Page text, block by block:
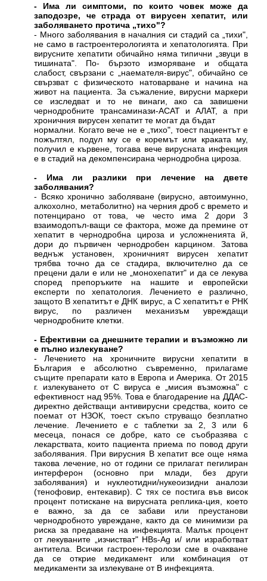
- Има ли симптоми, по които човек може да
заподозре, че страда от вирусен хепатит, или
заболяването протича „тихо"?
- Много заболявания в началния си стадий са „тихи",
не само в гастроентерологията и хепатологията. При
вирусните хепатити обичайно няма типични „звуци в
тишината". По- бързото изморяване и общата
слабост, свързани с „наемателя-вирус", обичайно се
свързват с физическото натоварване и начина на
живот на пациента. За съжаление, вирусни маркери
се изследват и то не винаги, ако са завишени
чернодробните трансаминази-АСАТ и АЛАТ, а при
хроничния вирусен хепатит те могат да бъдат
нормални. Когато вече не е „тихо", тоест пациентът е
пожълтял, подул му се е коремът или краката му,
получил е кървене, тогава вече вирусната инфекция
е в стадий на декомпенсирана чернодробна цироза.
- Има ли разлики при лечение на двете
заболявания?
- Всяко хронично заболяване (вирусно, автоимунно,
алкохолно, метаболитно) на черния дроб с времето и
потенцирано от това, че често има 2 дори 3
взаимодопъл-ващи се фактора, може да премине от
хепатит в чернодробна цироза и усложненията й,
дори до първичен чернодробен карцином. Затова
веднъж установен, хроничният вирусен хепатит
трябва точно да се стадира, включително да се
прецени дали е или не „монохепатит" и да се лекува
според препоръките на нашите и европейски
експерти по хепатология. Лечението е различно,
защото В хепатитът е ДНК вирус, а С хепатитът е РНК
вирус, по различен механизъм увреждащи
чернодробните клетки.
- Ефективни са днешните терапии и възможно ли
е пълно излекуване?
- Лечението на хроничните вирусни хепатити в
България е абсолютно съвременно, прилагаме
същите препарати като в Европа и Америка. От 2015
г. излекуването от С вируса е „мисия възможна" с
ефективност над 95%. Това е благодарение на ДДАС-
директно действащи антивирусни средства, които се
поемат от НЗОК, тоест скъпо струващо безплатно
лечение. Лечението е с таблетки за 2, 3 или 6
месеца, понася се добре, като се съобразява с
лекарствата, които пациента приема по повод други
заболявания. При вирусния В хепатит все още няма
такова лечение, но от години се прилагат пегилиран
интерферон (основно при млади, без други
заболявания) и нуклеотидни/нукеоизидни аналози
(тенофовир, ентекавир). С тях се постига във висок
процент потискане на вирусната реплика-ция, което
е важно, за да се забави или преустанови
чернодробното увреждане, както да се минимизи ра
риска за предаване на инфекцията. Малък процент
от лекуваните „изчистват" HBs-Ag и/ или изработват
антитела. Всички гастроен-теролози сме в очакване
да се открие медикамент или комбинация от
медикаменти за излекуване от В инфекцията.